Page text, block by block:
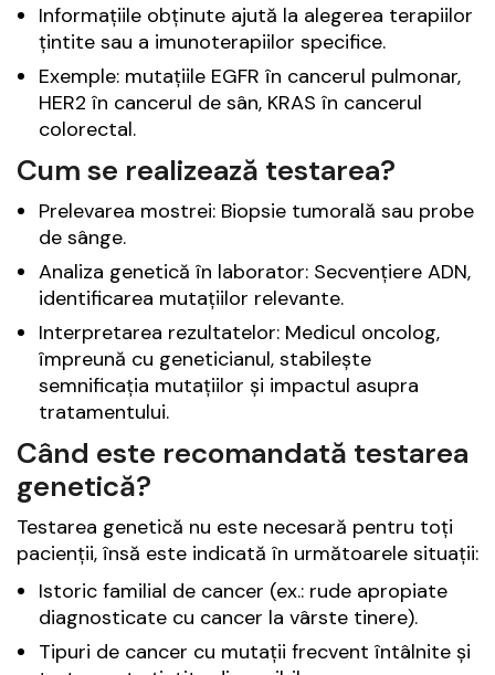
Informațiile obținute ajută la alegerea terapiilor
țintite sau a imunoterapiilor specifice.
Exemple: mutațiile EGFR în cancerul pulmonar,
HER2 în cancerul de sân, KRAS în cancerul
colorectal.
Cum se realizează testarea?
Prelevarea mostrei: Biopsie tumorală sau probe
de sânge.
Analiza genetică în laborator: Secvențiere ADN,
identificarea mutațiilor relevante.
Interpretarea rezultatelor: Medicul oncolog,
împreună cu geneticianul, stabilește
semnificația mutațiilor și impactul asupra
tratamentului.
Când este recomandată testarea
genetică?
Testarea genetică nu este necesară pentru toți
pacienții, însă este indicată în următoarele situații:
Istoric familial de cancer (ex.: rude apropiate
diagnosticate cu cancer la vârste tinere).
Tipuri de cancer cu mutații frecvent întâlnite și